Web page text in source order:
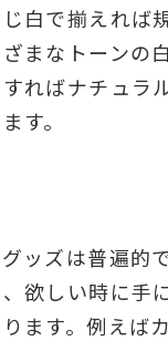
白で揃えれば
まなトーンの
ればナチュラ
す。
ッズは普遍的
欲しい時に手
ます。例えば